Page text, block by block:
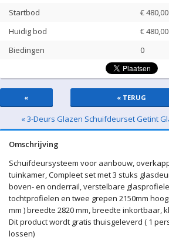
Startbod
€ 480,00
Huidig bod
€480,00
Biedingen
0
« « TERUG
« 3-Deurs Glazen Schuifdeurset Getint
Omschrijving
Schuifdeursysteem voor aanbouw,
tuinkamer, Compleet set met 3 stuks
boven- en onderrail, verstelbare
tochtprofielen en twee grepen 2150mm hoog
mm ) breedte 2820 mm, breedte inkortbaar,
Dit product wordt gratis thuisgeleverd ( 1
lossen)